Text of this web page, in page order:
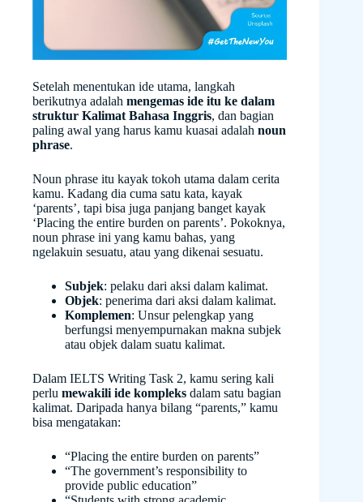
Setelah menentukan ide utama, langkah
berikutnya adalah mengemas ide itu ke dalam
struktur Kalimat Bahasa Inggris, dan bagian
paling awal yang harus kamu kuasai adalah noun
phrase.
Noun phrase itu kayak tokoh utama dalam cerita
kamu. Kadang dia cuma satu kata, kayak
‘parents’, tapi bisa juga panjang banget kayak
‘Placing the entire burden on parents’. Pokoknya,
noun phrase ini yang kamu bahas, yang
ngelakuin sesuatu, atau yang dikenai sesuatu.
Subjek: pelaku dari aksi dalam kalimat.
Objek: penerima dari aksi dalam kalimat.
Komplemen: Unsur pelengkap yang
berfungsi menyempurnakan makna subjek
atau objek dalam suatu kalimat.
Dalam IELTS Writing Task 2, kamu sering kali
perlu mewakili ide kompleks dalam satu bagian
kalimat. Daripada hanya bilang “parents,” kamu
bisa mengatakan:
“Placing the entire burden on parents”
“The government’s responsibility to
provide public education”